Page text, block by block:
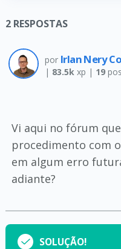
2 RESPOSTAS
por Irlan Nery
| 83.5kxp | 19
Vi aqui no fórum
procedimento com
em algum erro
adiante?
SOLUÇÃO!